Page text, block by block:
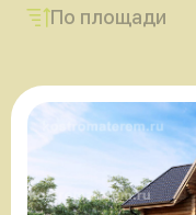
По площади